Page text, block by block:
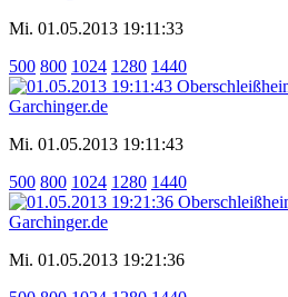
Mi. 01.05.2013 19:11:33
500 800 1024 1280 1440
Mi. 01.05.2013 19:11:43
500 800 1024 1280 1440
Mi. 01.05.2013 19:21:36